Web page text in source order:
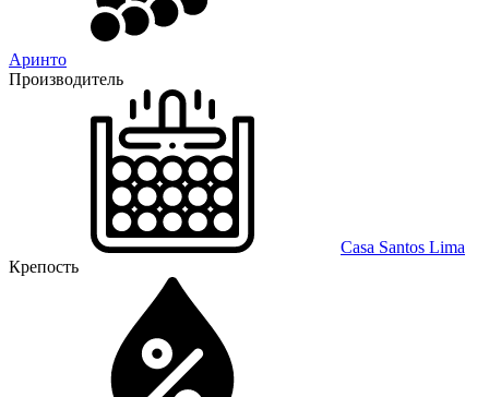
Аринто
Производитель
Casa Santos Lima
Крепость